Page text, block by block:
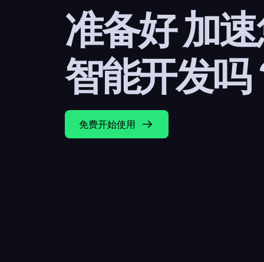
准备好 加
智能开发吗
免费开始使用